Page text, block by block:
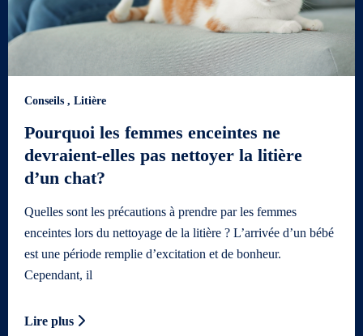
Conseils , Litière
Pourquoi les femmes enceintes ne
devraient-elles pas nettoyer la litière
d’un chat?
Quelles sont les précautions à prendre par les femmes
enceintes lors du nettoyage de la litière ? L’arrivée d’un bébé
est une période remplie d’excitation et de bonheur.
Cependant, il
Lire plus